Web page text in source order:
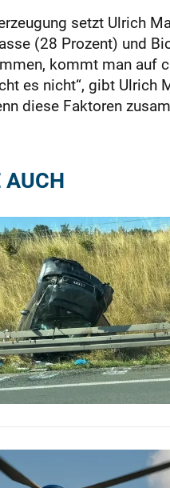
setzt Ulrich
(28 Prozent) und
kommt man auf
es nicht“, gibt
diese Faktoren
AUCH